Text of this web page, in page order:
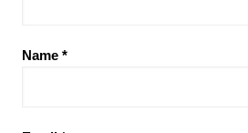
Name *